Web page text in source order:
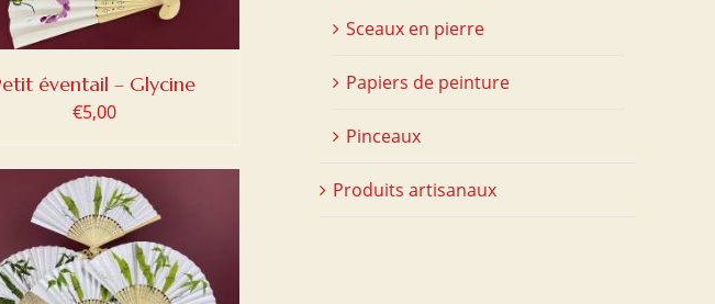
éventail – Glycine
€5,00
Sceaux en pierre
Papiers de peinture
Pinceaux
Produits artisanaux